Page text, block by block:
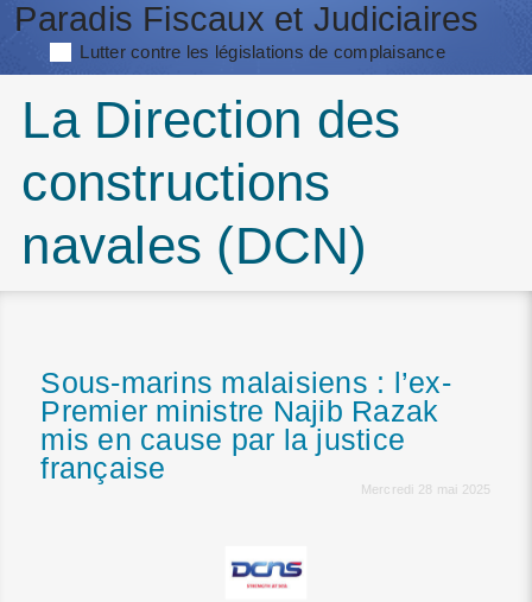
Paradis Fiscaux et Judiciaires
Lutter contre les législations de complaisance
La Direction des
constructions
navales (DCN)
Sous-marins malaisiens : l’ex-
Premier ministre Najib Razak
mis en cause par la justice
française
Mercredi 28 mai 2025